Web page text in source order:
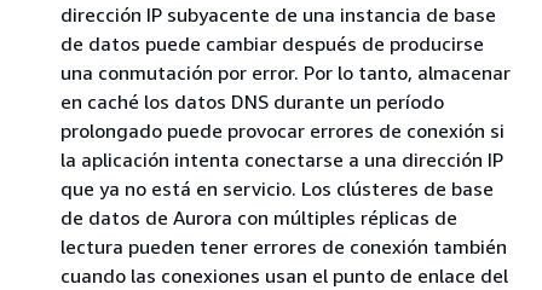
dirección IP subyacente de una instancia de base
de datos puede cambiar después de producirse
una conmutación por error. Por lo tanto, almacenar
en caché los datos DNS durante un período
prolongado puede provocar errores de conexión si
la aplicación intenta conectarse a una dirección IP
que ya no está en servicio. Los clústeres de base
de datos de Aurora con múltiples réplicas de
lectura pueden tener errores de conexión también
cuando las conexiones usan el punto de enlace del